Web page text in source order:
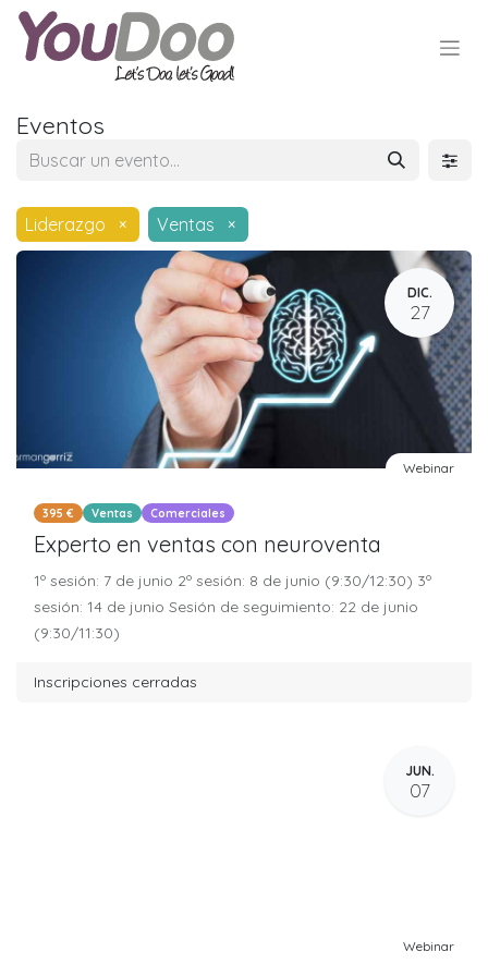
Eventos
Liderazgo × Ventas ×
DIC.
27
Webinar
395 € Ventas Comerciales
Experto en ventas con neuroventa
1º sesión: 7 de junio 2º sesión: 8 de junio (9:30/12:30) 3º
sesión: 14 de junio Sesión de seguimiento: 22 de junio
(9:30/11:30)
Inscripciones cerradas
JUN.
07
Webinar